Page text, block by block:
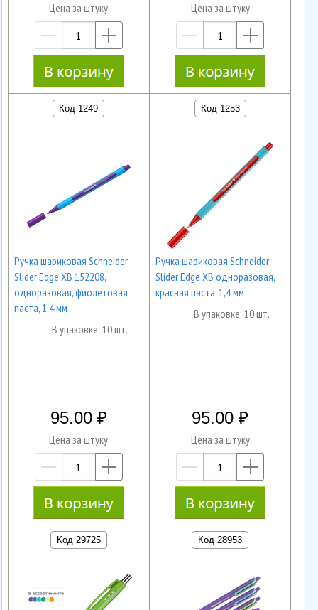
Цена за штуку
—
Цена за штуку
—
Код 1249
Ручка шариковая Schneider
Slider Edge XB 152208,
одноразовая, фиолетовая
паста, 1.4 мм
В упаковке: 10 шт.
95.00
Цена за штуку
—
Код 1253
Ручка шариковая Schneider
Slider Edge XB одноразовая,
красная паста, 1,4 мм
В упаковке: 10 шт.
95.00
Цена за штуку
—
Код 29725 Код 28953